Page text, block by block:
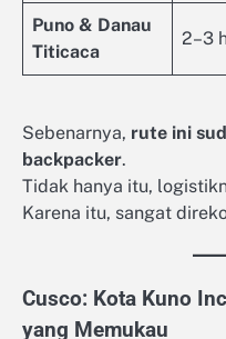
Puno & Danau
Titicaca
2–3
Sebenarnya, rute ini
backpacker.
Tidak hanya itu,
Karena itu, sangat
Cusco: Kota Kuno
yang Memukau